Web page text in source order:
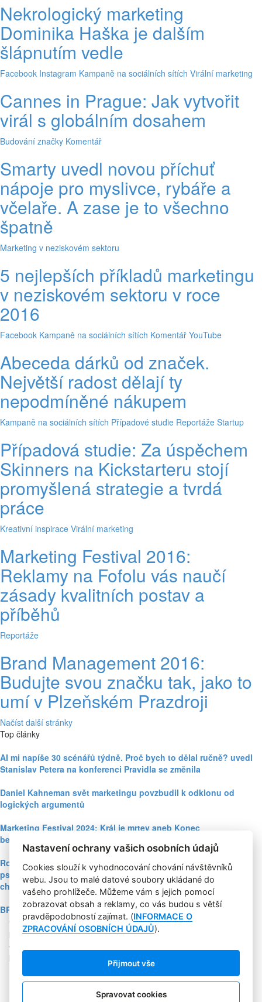
Nekrologický marketing
Dominika Haška je dalším
šlápnutím vedle
Facebook Instagram Kampaně na sociálních sítích Virální marketing
Cannes in Prague: Jak vytvořit
virál s globálním dosahem
Budování značky Komentář
Smarty uvedl novou příchuť
nápoje pro myslivce, rybáře a
včelaře. A zase je to všechno
špatně
Marketing v neziskovém sektoru
5 nejlepších příkladů marketingu
v neziskovém sektoru v roce
2016
Facebook Kampaně na sociálních sítích Komentář YouTube
Abeceda dárků od značek.
Největší radost dělají ty
nepodmíněné nákupem
Kampaně na sociálních sítích Případové studie Reportáže Startup
Případová studie: Za úspěchem
Skinners na Kickstarteru stojí
promyšlená strategie a tvrdá
práce
Kreativní inspirace Virální marketing
Marketing Festival 2016:
Reklamy na Fofolu vás naučí
zásady kvalitních postav a
příběhů
Reportáže
Brand Management 2016:
Budujte svou značku tak, jako to
umí v Plzeňském Prazdroji
Načíst další stránky
Top články
AI mi napíše 30 scénářů týdně. Proč bych to dělal ručně? uvedl
Stanislav Petera na konferenci Pravidla se změnila
Daniel Kahneman svět marketingu povzbudil k odklonu od
logických argumentů
Marketing Festival 2024: Král je mrtev aneb Konec
bezobsahového marketingu dle Jonoa Aldersona
Rozhovor s Richardem Shottonem: poznatky behaviorální
psychologie pomáhají lidem k environmentálně udržitelnějšímu
chování
BRANDstorming 2023: vznik kampaně, co nebyla o h***ě
Copyright © 2004-2020 Focus Agency, s.r.o. Plné znění licenčních
podmínek. ISSN 1803-957X
Jakékoliv publikování, přebírání nebo šíření obsahu je bez
písemného souhlasu Focus Agency, s.r.o. zakázáno.
RSS 1
Štítky
Zpracování osobních údajů
Nastavení ochrany vašich osobních údajů
Cookies slouží k vyhodnocování chování návštěvníků
webu. Jsou to malé datové soubory ukládané do
vašeho prohlížeče. Můžeme vám s jejich pomocí
zobrazovat obsah a reklamy, co vás budou s větší
pravděpodobností zajímat. (INFORMACE O
ZPRACOVÁNÍ OSOBNÍCH ÚDAJŮ).
Přijmout vše
Spravovat cookies